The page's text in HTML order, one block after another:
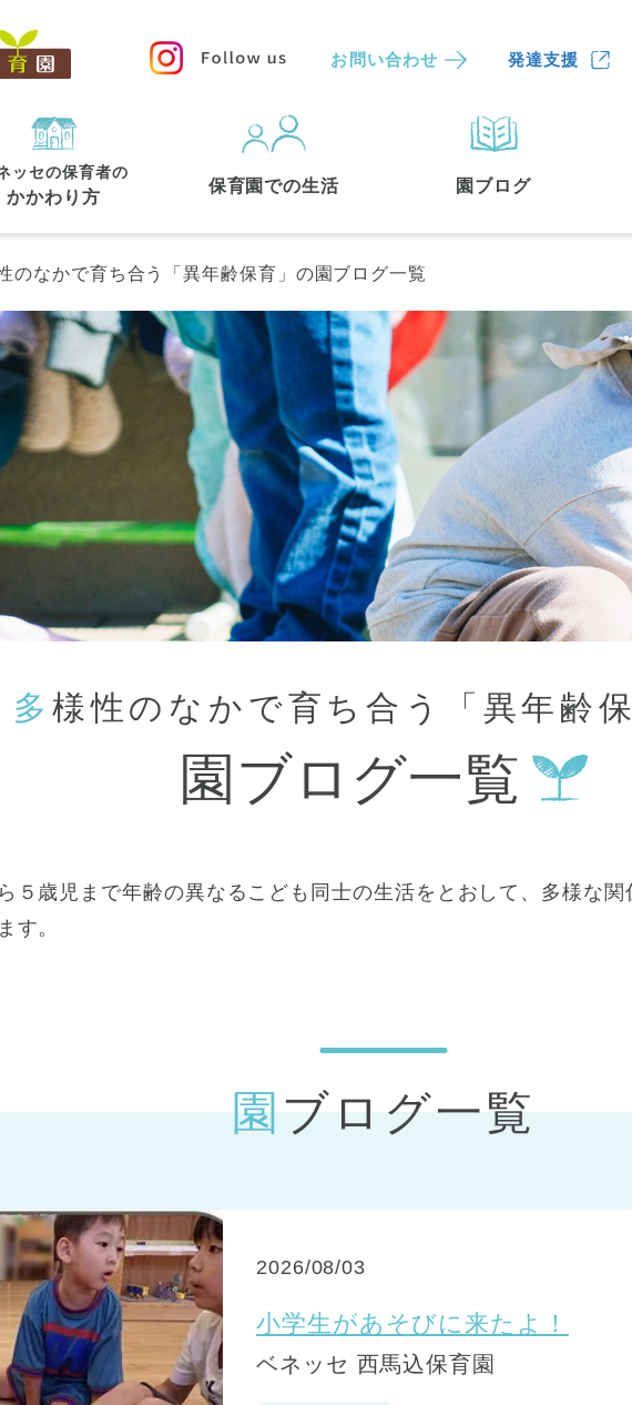
お問い合わせ 発達支援
ッセの保育者の
かかわり方
保育園での生活 園ブログ
保育園 を探す
(44) 中央区 (3) 港区(1) 文京区 (3)
大田区(4) 世田谷区(1) 渋谷区(2)
(7) 足立区 (1) 葛飾区(1)
国分寺市 (1) 狛江市(1) 北区(1)
江東区(1) 町田市(1) 江戸川区(1)
(11) 川崎市 (9) 横須賀市(3)
(1)
のなかで育ち合う「異年齢保育」の園ブログ一覧
多様性のなかで育ち合う「異年齢
園ブログ一覧
５歳児まで年齢の異なるこども同士の生活をとおして、多様な
す。
園ブログ一覧
2026/08/03
小学生があそびに来たよ！
ベネッセ 西馬込保育園